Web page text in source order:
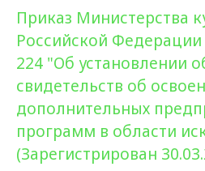
Приказ Министерства
Российской
224 "Об установлении
свидетельств об
дополнительных
программ в области
(Зарегистрирован